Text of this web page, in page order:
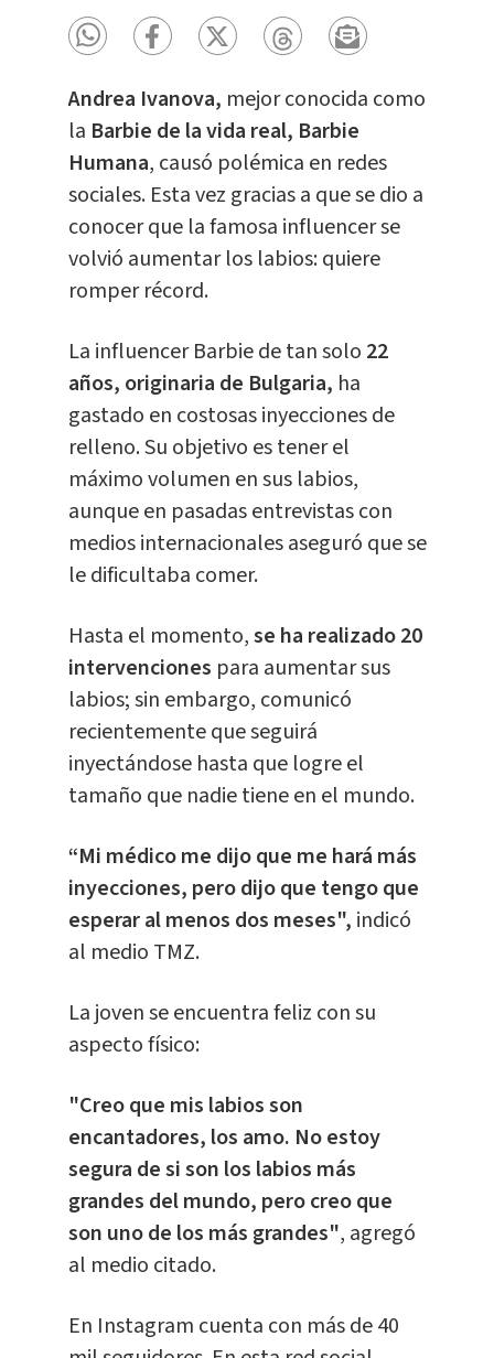
Andrea Ivanova, mejor conocida como
la Barbie de la vida real, Barbie
Humana, causó polémica en redes
sociales. Esta vez gracias a que se dio a
conocer que la famosa influencer se
volvió aumentar los labios: quiere
romper récord.
La influencer Barbie de tan solo 22
años, originaria de Bulgaria, ha
gastado en costosas inyecciones de
relleno. Su objetivo es tener el
máximo volumen en sus labios,
aunque en pasadas entrevistas con
medios internacionales aseguró que se
le dificultaba comer.
Hasta el momento,se ha realizado 20
intervenciones para aumentar sus
labios; sin embargo, comunicó
recientemente que seguirá
inyectándose hasta que logre el
tamaño que nadie tiene en el mundo.
“Mi médico me dijo que me hará más
inyecciones, pero dijo que tengo que
esperar al menos dos meses", indicó
al medio TMZ.
La joven se encuentra feliz con su
aspecto físico:
"Creo que mis labios son
encantadores, los amo. No estoy
segura de si son los labios más
grandes del mundo, pero creo que
son uno de los más grandes", agregó
al medio citado.
En Instagram cuenta con más de 40